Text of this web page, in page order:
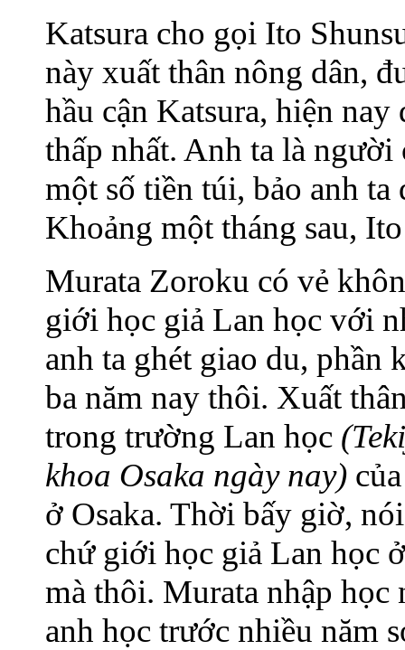
Katsura cho gọi Ito
này xuất thân nông dân,
hầu cận Katsura, hiện
thấp nhất. Anh ta là
một số tiền túi, bảo anh
Khoảng một tháng sau,
Murata Zoroku có vẻ
giới học giả Lan học với
anh ta ghét giao du,
ba năm nay thôi. Xuất
trong trường Lan học
khoa Osaka ngày nay)
ở Osaka. Thời bấy giờ,
chứ giới học giả Lan học
mà thôi. Murata nhập
anh học trước nhiều năm